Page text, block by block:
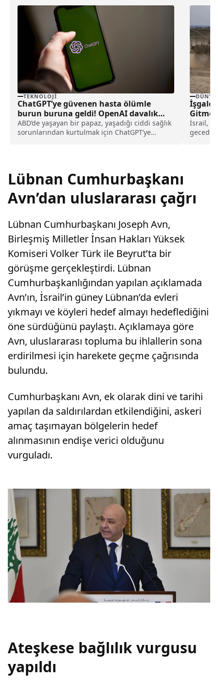
TEKNOLOJI
ChatGPT’ye güvenen hasta ölümle
burun buruna geldi! OpenAI davalık
oldu
ABD’de yaşayan bir papaz, yaşadığı ciddi sağlık
sorunlarından kurtulmak için ChatGPT’ye
DÜNYA
İşgalci
İsrail,
Lübnan Cumhurbaşkanı
Avn’dan uluslararası çağrı
Lübnan Cumhurbaşkanı Joseph Avn,
Birleşmiş Milletler İnsan Hakları Yüksek
Komiseri Volker Türk ile Beyrut’ta bir
görüşme gerçekleştirdi. Lübnan
Cumhurbaşkanlığından yapılan açıklamada
Avn’ın, İsrail’in güney Lübnan’da evleri
yıkmayı ve köyleri hedef almayı hedeflediğini
öne sürdüğünü paylaştı. Açıklamaya göre
Avn, uluslararası topluma bu ihlallerin sona
erdirilmesi için harekete geçme çağrısında
bulundu.
Cumhurbaşkanı Avn, ek olarak dini ve tarihi
yapılan da saldırılardan etkilendiğini, askeri
amaç taşımayan bölgelerin hedef
alınmasının endişe verici olduğunu
vurguladı.
Ateşkese bağlılık vurgusu
yapıldı